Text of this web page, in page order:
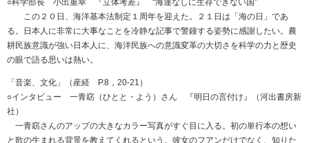
この２０日、海洋基本法制定１周年を迎えた。２１日は「海の日」であ
る。日本人に非常に大事なことを冷静な記事で警鐘する姿勢に感謝したい。農
耕民族意識が強い日本人に、海洋民族への意識変革の大切さを科学の力と歴史
の眼で語る思いは熱い。
「音楽、文化」（産経 P.8，20-21）
○インタビュー 一青窈（ひとと・よう）さん 『明日の言付け』（河出書房新
社）
一青窈さんのアップの大きなカラー写真がすぐ目に入る。初の単行本の想い
と歌の生まれる背景を教えてくれるという。彼女のフアンだけでなく、知りた